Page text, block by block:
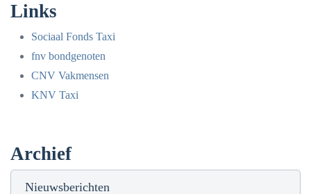
Links
Sociaal Fonds Taxi
fnv bondgenoten
CNV Vakmensen
KNV Taxi
Archief
Nieuwsberichten